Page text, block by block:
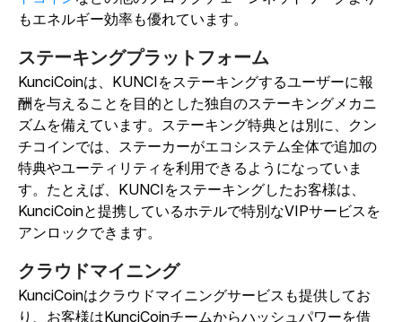
もエネルギー効率も優れています。
ステーキングプラットフォーム
KunciCoinは、KUNCIをステーキングするユーザーに報
酬を与えることを目的とした独自のステーキングメカニ
ズムを備えています。ステーキング特典とは別に、クン
チコインでは、ステーカーがエコシステム全体で追加の
特典やユーティリティを利用できるようになっていま
す。たとえば、KUNCIをステーキングしたお客様は、
KunciCoinと提携しているホテルで特別なVIPサービスを
アンロックできます。
クラウドマイニング
KunciCoinはクラウドマイニングサービスも提供してお
り、お客様はKunciCoinチームからハッシュパワーを借